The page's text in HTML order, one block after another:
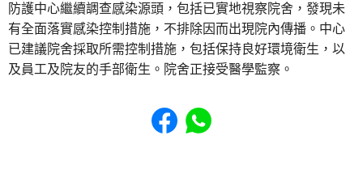
防護中心繼續調查感染源頭，包括已實地視察院舍，發現未
有全面落實感染控制措施，不排除因而出現院內傳播。中心
已建議院舍採取所需控制措施，包括保持良好環境衛生，以
及員工及院友的手部衛生。院舍正接受醫學監察。
Share to Facebook
Share to WhatsApp